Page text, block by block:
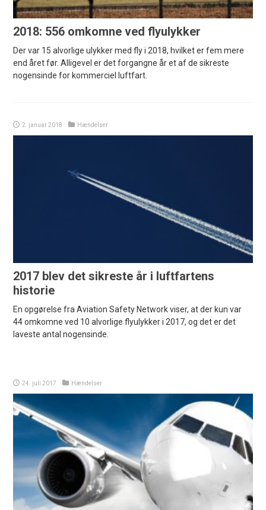
2018: 556 omkomne ved flyulykker
Der var 15 alvorlige ulykker med fly i 2018, hvilket er fem mere
end året før. Alligevel er det forgangne år et af de sikreste
nogensinde for kommerciel luftfart.
2. januar 2018 Hændelser
2017 blev det sikreste år i luftfartens
historie
En opgørelse fra Aviation Safety Network viser, at der kun var
44 omkomne ved 10 alvorlige flyulykker i 2017, og det er det
laveste antal nogensinde.
24. juli 2017 Hændelser